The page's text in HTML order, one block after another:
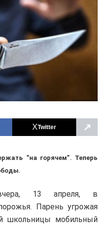
Twitter ↗
“на горячем”. Теперь
13 апреля, в
Парень угрожая
школьницы мобильный